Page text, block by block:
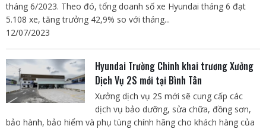
tháng 6/2023. Theo đó, tổng doanh số xe Hyundai tháng 6 đạt
5.108 xe, tăng trưởng 42,9% so với tháng...
12/07/2023
Hyundai Trường Chinh khai trương Xưởng
Dịch Vụ 2S mới tại Bình Tân
Xưởng dịch vụ 2S mới sẽ cung cấp các
dịch vụ bảo dưỡng, sửa chữa, đồng sơn,
bảo hành, bảo hiểm và phụ tùng chính hãng cho khách hàng của